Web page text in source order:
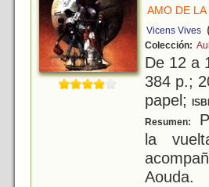
AMO DE
Vicens Vives
Colección:
De 12 a
384 p.;
papel;
Resumen:
la
Aouda.